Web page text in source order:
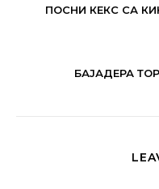
ПОСНИ КЕКС СА
БАЈАДЕРА